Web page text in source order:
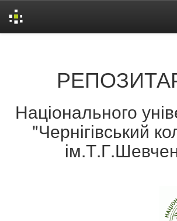
Національного
"Чернігівський